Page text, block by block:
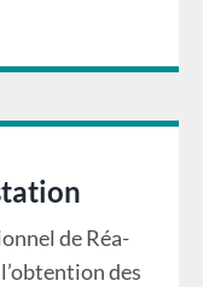
de Réa-
des